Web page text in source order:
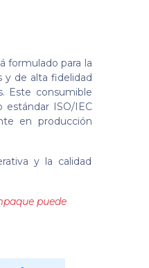
formulado para la
y de alta fidelidad
Este consumible
estándar ISO/IEC
en producción
y la calidad
puede